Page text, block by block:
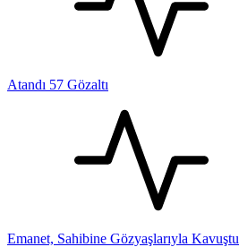
Atandı 57 Gözaltı
Emanet, Sahibine Gözyaşlarıyla Kavuştu